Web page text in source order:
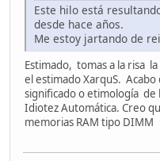
Este hilo está
desde hace años.
Me estoy jartando de
Estimado, tomas a la risa
el estimado XarquS.
significado o etimología de
Idiotez Automática. Creo
memorias RAM tipo DIMM